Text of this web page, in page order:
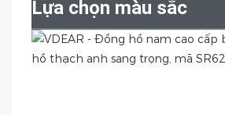
Lựa chọn màu sắc